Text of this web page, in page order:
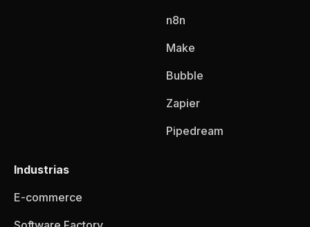
n8n
Make
Bubble
Zapier
Pipedream
Industrias
E-commerce